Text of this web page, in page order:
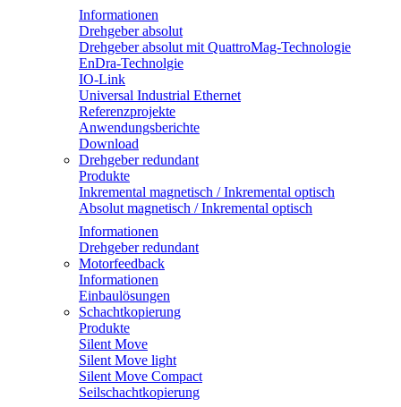
Informationen
Drehgeber absolut
Drehgeber absolut mit QuattroMag-Technologie
EnDra-Technolgie
IO-Link
Universal Industrial Ethernet
Referenzprojekte
Anwendungsberichte
Download
Drehgeber redundant
Produkte
Inkremental magnetisch / Inkremental optisch
Absolut magnetisch / Inkremental optisch
Informationen
Drehgeber redundant
Motorfeedback
Informationen
Einbaulösungen
Schachtkopierung
Produkte
Silent Move
Silent Move light
Silent Move Compact
Seilschachtkopierung